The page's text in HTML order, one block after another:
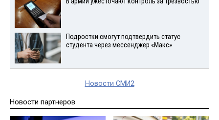
Подростки смогут подтвердить статус
студента через мессенджер «Макс»
Новости СМИ2
Новости партнеров